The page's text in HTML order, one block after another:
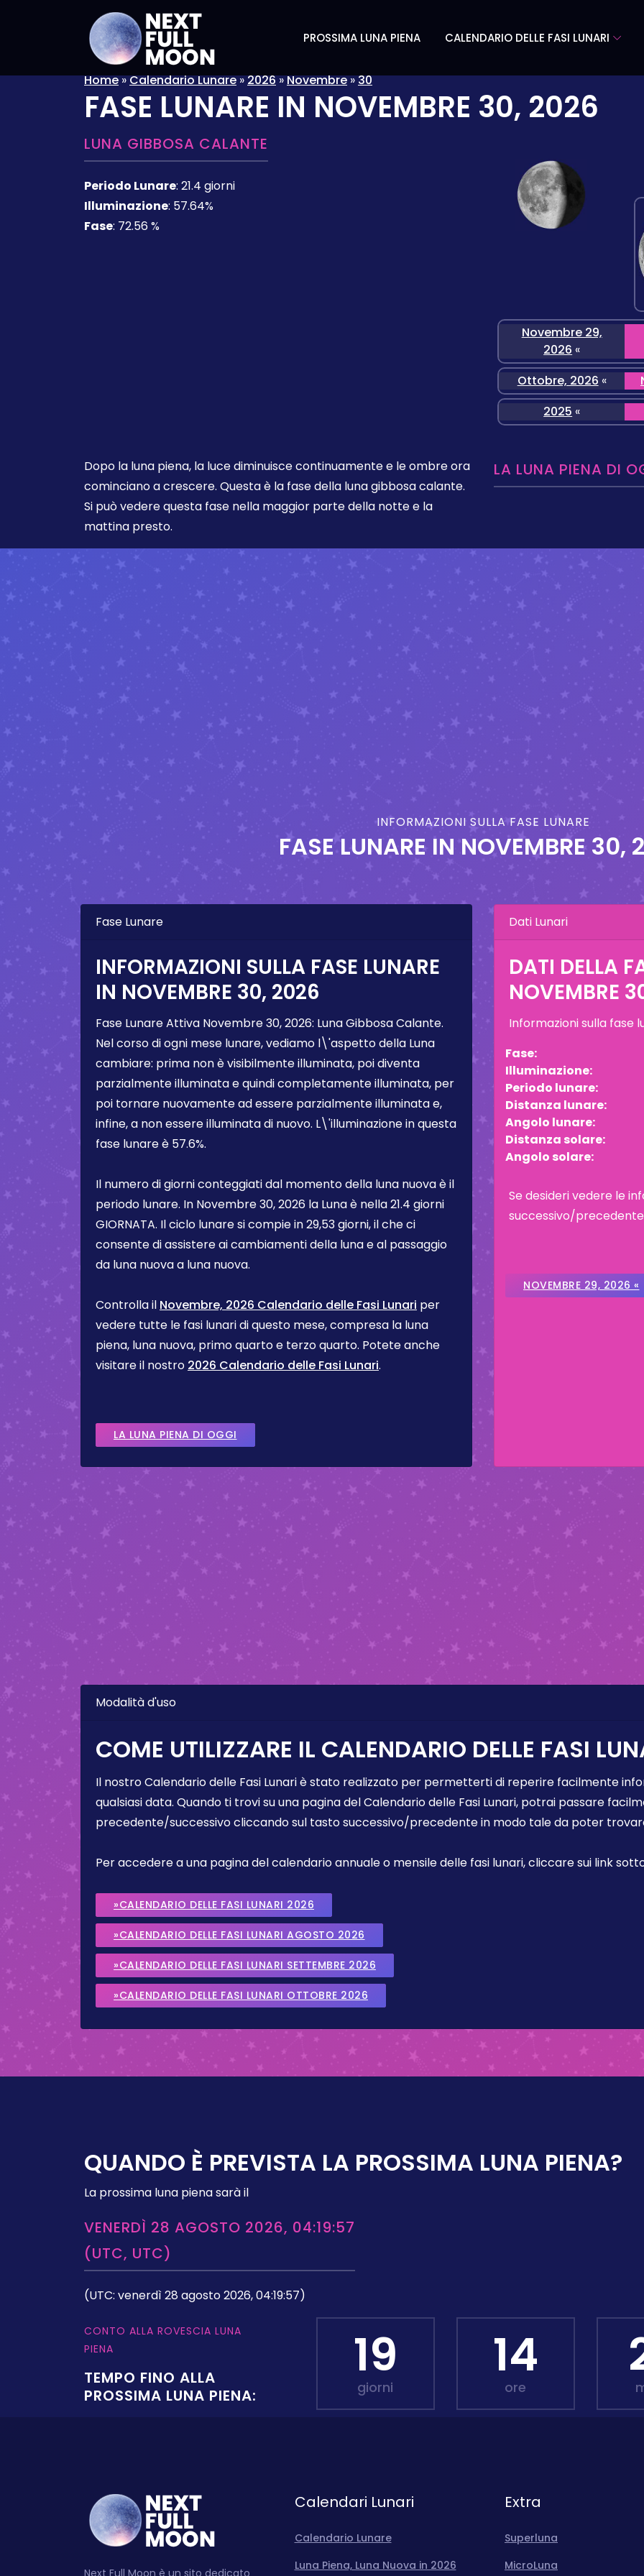
PROSSIMA LUNA PIENA CALENDARIO DELLE FASI LUNARI
Home»Calendario Lunare»2026»Novembre»30
FASE LUNARE IN NOVEMBRE 30, 2026
LUNA GIBBOSA CALANTE
Periodo Lunare: 21.4 giorni
Illuminazione: 57.64%
Fase: 72.56 %
Novembre 29,
2026 «
Ottobre, 2026 «
2025 «
Dopo la luna piena, la luce diminuisce continuamente e le ombre ora
cominciano a crescere. Questa è la fase della luna gibbosa calante.
Si può vedere questa fase nella maggior parte della notte e la
mattina presto.
LA LUNA PIENA DI
INFORMAZIONI SULLA FASE LUNARE
FASE LUNARE INNOVEMBRE 30,
Fase Lunare
INFORMAZIONI SULLA FASE LUNARE
IN NOVEMBRE 30, 2026
Fase Lunare Attiva Novembre 30, 2026: Luna Gibbosa Calante.
Nel corso di ogni mese lunare, vediamo l\'aspetto della Luna
cambiare: prima non è visibilmente illuminata, poi diventa
parzialmente illuminata e quindi completamente illuminata, per
poi tornare nuovamente ad essere parzialmente illuminata e,
infine, a non essere illuminata di nuovo. L\'illuminazione in questa
fase lunare è 57.6%.
Il numero di giorni conteggiati dal momento della luna nuova è il
periodo lunare. In Novembre 30, 2026 la Luna è nella21.4 giorni
GIORNATA. Il ciclo lunare si compie in 29,53 giorni, il che ci
consente di assistere ai cambiamenti della luna e al passaggio
da luna nuova a luna nuova.
Controlla il Novembre, 2026 Calendario delle Fasi Lunari per
vedere tutte le fasi lunari di questo mese, compresa la luna
piena, luna nuova, primo quarto e terzo quarto. Potete anche
visitare il nostro 2026 Calendario delle Fasi Lunari.
LA LUNA PIENA DI OGGI
Dati Lunari
DATI DELLA
NOVEMBRE
Informazioni sulla fase
Fase:
Illuminazione:
Periodo lunare:
Distanza lunare:
Angolo lunare:
Distanza solare:
Angolo solare:
Se desideri vedere le
successivo/
NOVEMBRE 29, 2026 «
Modalità d'uso
COME UTILIZZARE IL CALENDARIO DELLE FASI
Il nostro Calendario delle Fasi Lunari è stato realizzato per permetterti di reperire facilmente
qualsiasi data. Quando ti trovi su una pagina del Calendario delle Fasi Lunari, potrai passare
precedente/successivo cliccando sul tasto successivo/precedente in modo tale da poter
Per accedere a una pagina del calendario annuale o mensile delle fasi lunari, cliccare sui link
»CALENDARIO DELLE FASI LUNARI 2026
»CALENDARIO DELLE FASI LUNARI AGOSTO 2026
»CALENDARIO DELLE FASI LUNARI SETTEMBRE 2026
»CALENDARIO DELLE FASI LUNARI OTTOBRE 2026
QUANDO È PREVISTA LA PROSSIMA LUNA PIENA?
La prossima luna piena sarà il
VENERDÌ 28 AGOSTO 2026, 04:19:57
(UTC, UTC)
(UTC: venerdì 28 agosto 2026, 04:19:57)
CONTO ALLA ROVESCIA LUNA
PIENA
TEMPO FINO ALLA
PROSSIMA LUNA PIENA:
19
giorni
14
ore
Next Full Moon è un sito dedicato
Calendari Lunari
Calendario Lunare
Luna Piena, Luna Nuova in 2026
Extra
Superluna
MicroLuna